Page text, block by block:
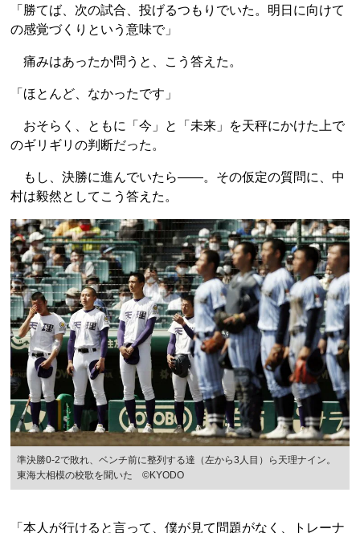
「勝てば、次の試合、投げるつもりでいた。明日に向けて
の感覚づくりという意味で」
痛みはあったか問うと、こう答えた。
「ほとんど、なかったです」
おそらく、ともに「今」と「未来」を天秤にかけた上で
のギリギリの判断だった。
もし、決勝に進んでいたら――。その仮定の質問に、中
村は毅然としてこう答えた。
準決勝0-2で敗れ、ベンチ前に整列する達（左から3人目）ら天理ナイン。
東海大相模の校歌を聞いた ©KYODO
「本人が行けると言って、僕が見て問題がなく、トレーナ